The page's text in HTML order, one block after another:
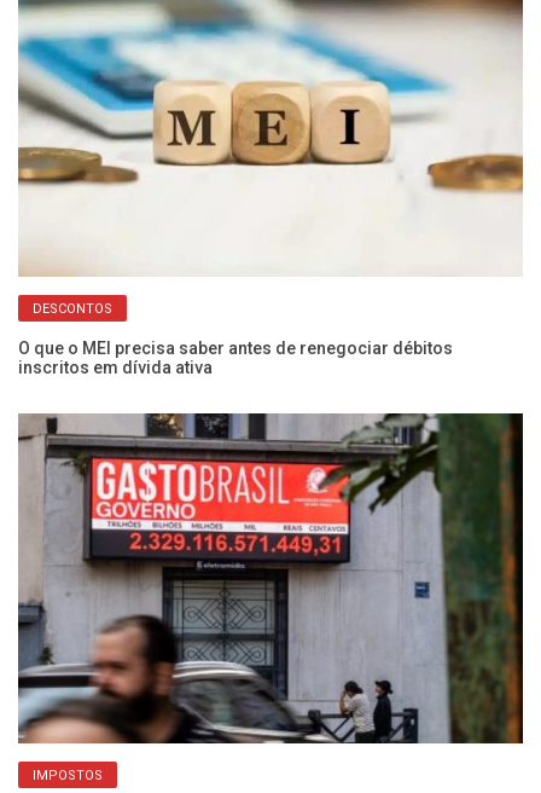
DESCONTOS
O que o MEI precisa saber antes de renegociar débitos
inscritos em dívida ativa
IMPOSTOS